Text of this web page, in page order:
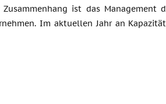
ist das
Im aktuellen Jahr an